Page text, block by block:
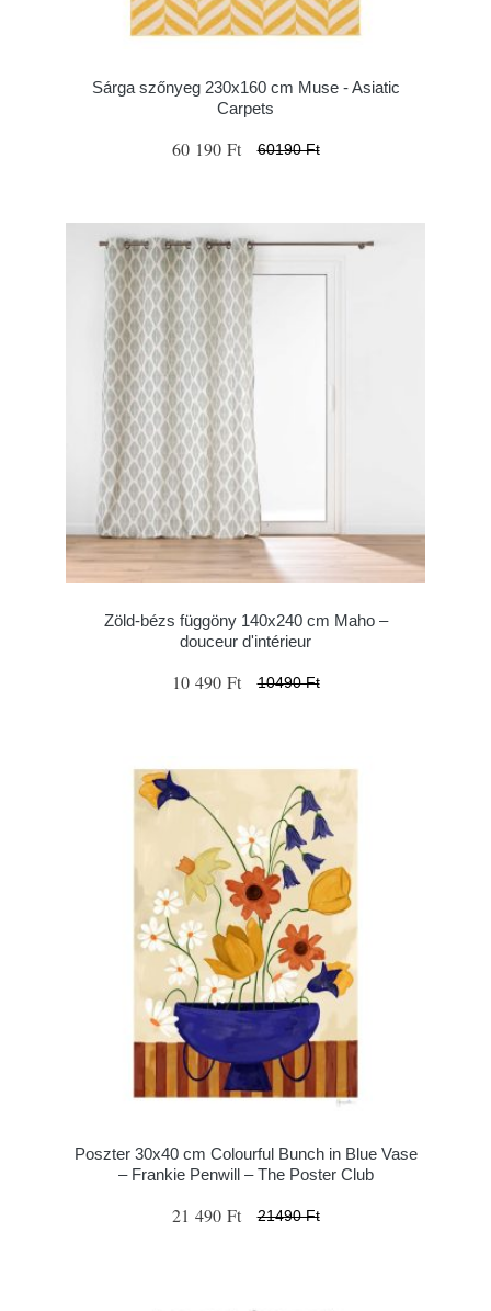
Sárga szőnyeg 230x160 cm Muse - Asiatic
Carpets
60 190 Ft 60190 Ft
Zöld-bézs függöny 140x240 cm Maho –
douceur d'intérieur
10 490 Ft 10490 Ft
Poszter 30x40 cm Colourful Bunch in Blue Vase
– Frankie Penwill – The Poster Club
21 490 Ft 21490 Ft